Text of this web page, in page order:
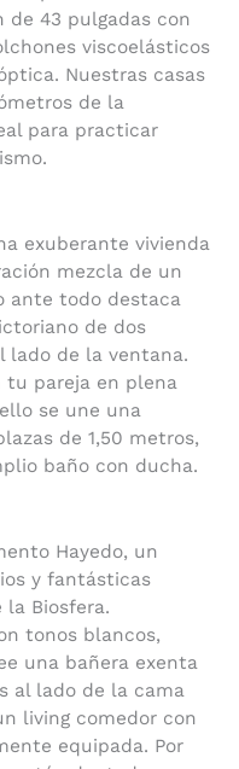
43 pulgadas con
viscoelásticos
Nuestras casas
de la
para practicar
exuberante vivienda
mezcla de un
ante todo destaca
de dos
lado de la ventana.
tu pareja en plena
se une una
de 1,50 metros,
baño con ducha.
Hayedo, un
y fantásticas
la Biosfera.
tonos blancos,
una bañera exenta
al lado de la cama
living comedor con
equipada. Por